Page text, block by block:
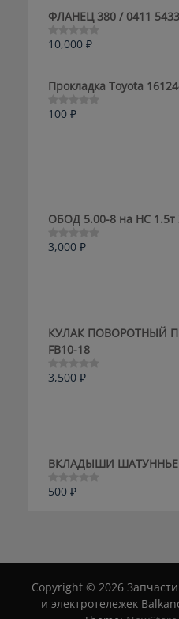
ФЛАНЕЦ 380 / 0411 5433
Оценка
5
10,000 ₽
Прокладка Toyota
Оценка
100 ₽
ОБОД 5.00-8 на HC 1.5т
Оценка
3,000 ₽
КУЛАК ПОВОРОТНЫЙ
FB10-18
Оценка
3,500 ₽
ВКЛАДЫШИ ШАТУННЬЕ
Оценка
500 ₽
Copyright © 2026
и электротележек